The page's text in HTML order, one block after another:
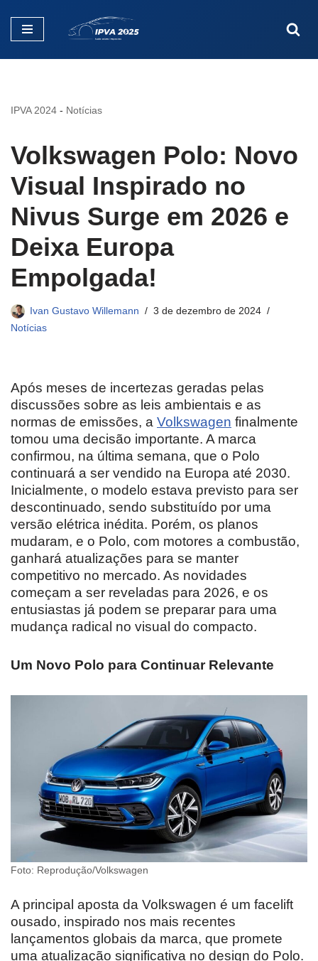
Pular
IPVA 2024 - Notícias
Volkswagen Polo: Novo
Visual Inspirado no
Nivus Surge em 2026 e
Deixa Europa
Empolgada!
Ivan Gustavo Willemann
3 de dezembro de 2024
Notícias
Após meses de incertezas geradas pelas
discussões sobre as leis ambientais e as
normas de emissões, a Volkswagen finalmente
tomou uma decisão importante. A marca
confirmou, na última semana, que o Polo
continuará a ser vendido na Europa até 2030.
Inicialmente, o modelo estava previsto para ser
descontinuado, sendo substituído por uma
versão elétrica inédita. Porém, os planos
mudaram, e o Polo, com motores a combustão,
ganhará atualizações para se manter
competitivo no mercado. As novidades
começam a ser reveladas para 2026, e os
entusiastas já podem se preparar para uma
mudança radical no visual do compacto.
Um Novo Polo para Continuar Relevante
Foto: Reprodução/Volkswagen
A principal aposta da Volkswagen é um facelift
ousado, inspirado nos mais recentes
lançamentos globais da marca, que promete
uma atualização significativa no design do Polo.